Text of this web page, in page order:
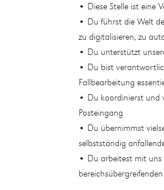
• Diese Stelle ist eine
• Du führst die Welt
zu digitalisieren, zu
• Du unterstützt
• Du bist
Fallbearbeitung
• Du koordinierst und
Posteingang
• Du übernimmst
selbstständig
• Du arbeitest mit uns